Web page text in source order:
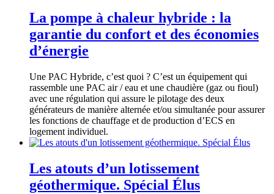
La pompe à chaleur hybride : la
garantie du confort et des économies
d’énergie
Une PAC Hybride, c’est quoi ? C’est un équipement qui
rassemble une PAC air / eau et une chaudière (gaz ou fioul)
avec une régulation qui assure le pilotage des deux
générateurs de manière alternée et/ou simultanée pour assurer
les fonctions de chauffage et de production d’ECS en
logement individuel.
Les atouts d’un lotissement
géothermique. Spécial Élus